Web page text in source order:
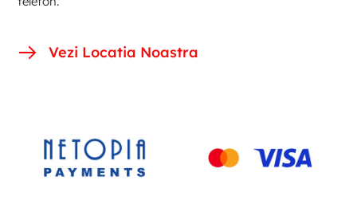
Vezi Locatia Noastra